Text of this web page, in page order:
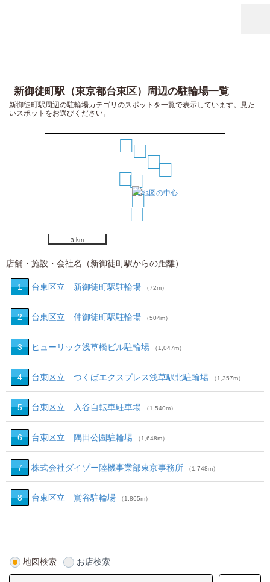
新御徒町駅（東京都台東区）周辺の駐輪場一覧
新御徒町駅周辺の駐輪場カテゴリのスポットを一覧で表示しています。見た
いスポットをお選びください。
3 km
店舗・施設・会社名（新御徒町駅からの距離）
1 台東区立 新御徒町駅駐輪場 （72m）
2 台東区立 仲御徒町駅駐輪場 （504m）
3 ヒューリック浅草橋ビル駐輪場 （1,047m）
4 台東区立 つくばエクスプレス浅草駅北駐輪場 （1,357m）
5 台東区立 入谷自転車駐車場 （1,540m）
6 台東区立 隅田公園駐輪場 （1,648m）
7 株式会社ダイゾー陸機事業部東京事務所 （1,748m）
8 台東区立 鴬谷駐輪場 （1,865m）
地図検索 お店検索